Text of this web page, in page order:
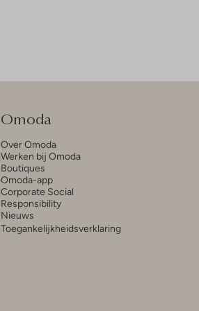
Omoda
Over Omoda
Werken bij Omoda
Boutiques
Omoda-app
Corporate Social
Responsibility
Nieuws
Toegankelijkheidsverklaring